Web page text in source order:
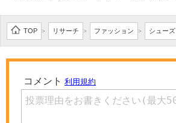
TOP > リサーチ > ファッション > シューズ